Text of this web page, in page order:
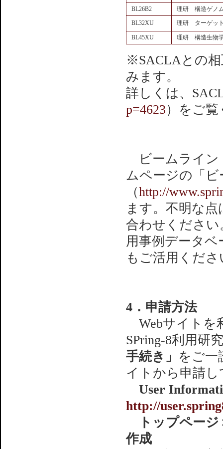
BL26B2
理研 構造ゲノ
BL32XU
理研 ターゲッ
BL45XU 理研 構造生物
※SACLAとの
みます。
詳しくは、
p=4623）をご
ビームライン
ムページの「
（http://
ます。不明な
合わせください
用事例データベ
もご活用くださ
4．申請方法
Webサイトを
SPring-8利用研
手続き」 をご一
イトから申請
User
http://
トップページ
作成